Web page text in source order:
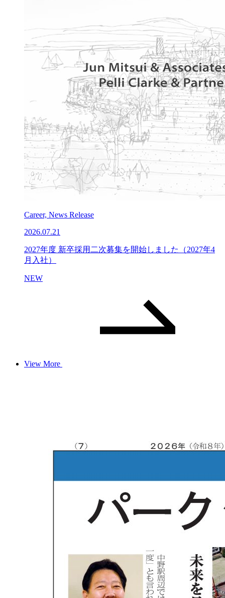
Career, News Release
2026.07.21
2027年度 新卒採用二次募集を開始しました（2027年4
月入社）
NEW
View More